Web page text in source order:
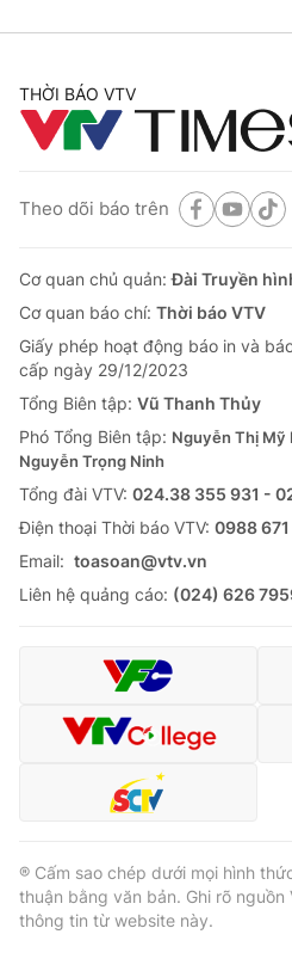
THỜI BÁO VTV
Theo dõi báo trên
Cơ quan chủ quản:Đài Truyền
Cơ quan báo chí: Thời báo VTV
Giấy phép hoạt động báo in và
cấp ngày 29/12/2023
Tổng Biên tập: Vũ Thanh Thủy
Phó Tổng Biên tập: Nguyễn Thị Mỹ
Nguyễn Trọng Ninh
Tổng đài VTV: 024.38 355 931 -
Ðiện thoại Thời báo VTV: 0988 671
Email: toasoan@vtv.vn
Liên hệ quảng cáo: (024) 626
® Cấm sao chép dưới mọi hình
thuận bằng văn bản. Ghi rõ nguồn
thông tin từ website này.